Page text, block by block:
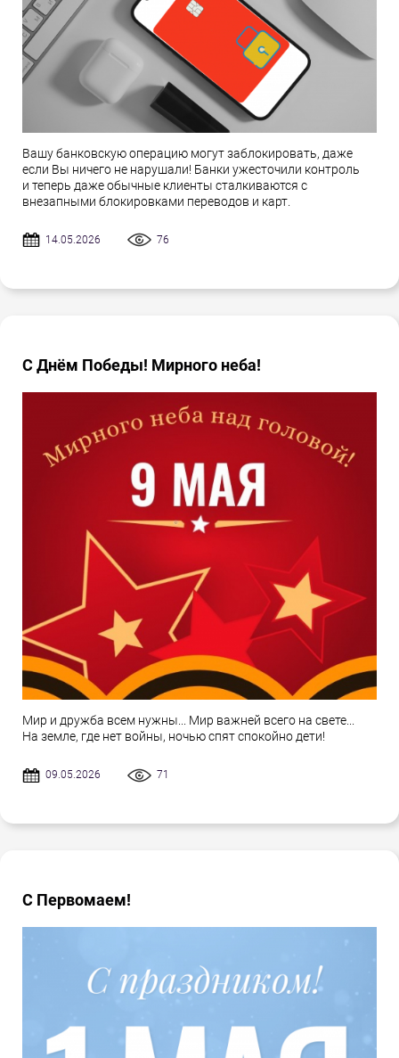
Вашу банковскую операцию могут заблокировать, даже
если Вы ничего не нарушали! Банки ужесточили контроль
и теперь даже обычные клиенты сталкиваются с
внезапными блокировками переводов и карт.
14.05.2026 76
С Днём Победы! Мирного неба!
Мир и дружба всем нужны... Мир важней всего на свете...
На земле, где нет войны, ночью спят спокойно дети!
09.05.2026 71
С Первомаем!